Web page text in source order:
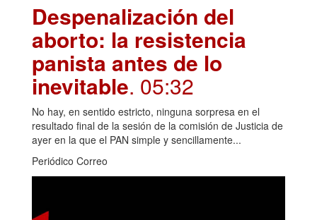
Despenalización del
aborto: la resistencia
panista antes de lo
inevitable. 05:32
No hay, en sentido estricto, ninguna sorpresa en el
resultado final de la sesión de la comisión de Justicia de
ayer en la que el PAN simple y sencillamente...
Periódico Correo